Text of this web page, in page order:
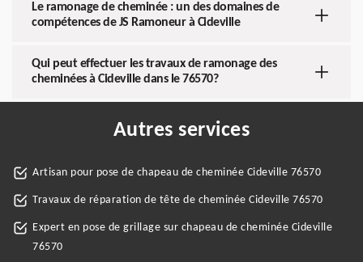
Le ramonage de cheminée : un des domaines de
compétences de JS Ramoneur à Cideville
Qui peut effectuer les travaux de ramonage des
cheminées à Cideville dans le 76570?
Autres services
Artisan pour pose de chapeau de cheminée Cideville 76570
Travaux de réparation de tête de cheminée Cideville 76570
Expert en pose de grillage sur chapeau de cheminée Cideville
76570